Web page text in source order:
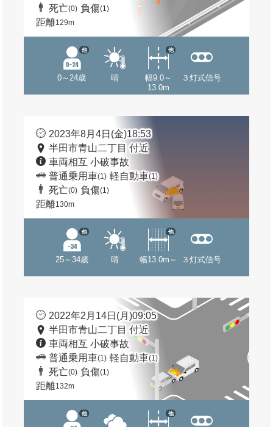
死亡(0) 負傷(1)
距離129m
0～24歳
他
晴
幅9.0～
13.0m
他
３灯式信号
2023年8月4日(金)18:53
半田市青山二丁目 付近
車両相互 小破事故
普通乗用車(1) 軽自動車(1)
死亡(0) 負傷(1)
距離130m
25～34歳
他
晴 幅13.0m～
他
３灯式信号
2022年2月14日(月)09:05
半田市青山二丁目 付近
車両相互 小破事故
普通乗用車(1) 軽自動車(1)
死亡(0) 負傷(1)
距離132m
他 他